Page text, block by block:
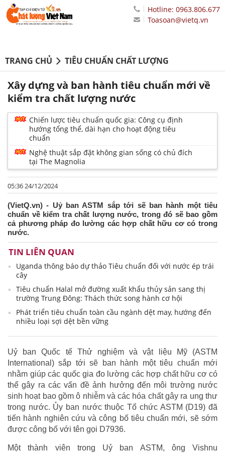
Hotline: 0963.806.677
Toasoan@vietq.vn
TRANG CHỦ TIÊU CHUẨN CHẤT LƯỢNG
Xây dựng và ban hành tiêu chuẩn mới về
kiểm tra chất lượng nước
Chiến lược tiêu chuẩn quốc gia: Công cụ định
hướng tổng thể, dài hạn cho hoạt động tiêu
chuẩn
Nghệ thuật sắp đặt không gian sống có chủ đích
tại The Magnolia
05:36 24/12/2024
(VietQ.vn) - Uỷ ban ASTM sắp tới sẽ ban hành một tiêu
chuẩn về kiểm tra chất lượng nước, trong đó sẽ bao gồm
cả phương pháp đo lường các hợp chất hữu cơ có trong
nước.
TIN LIÊN QUAN
Uganda thông báo dự thảo Tiêu chuẩn đối với nước ép trái
cây
Tiêu chuẩn Halal mở đường xuất khẩu thủy sản sang thị
trường Trung Đông: Thách thức song hành cơ hội
Phát triển tiêu chuẩn toàn cầu ngành dệt may, hướng đến
nhiều loại sợi dệt bền vững
Uỷ ban Quốc tế Thử nghiệm và vật liệu Mỹ (ASTM
International) sắp tới sẽ ban hành một tiêu chuẩn mới
nhằm giúp các quốc gia đo lường các hợp chất hữu cơ có
thể gây ra các vấn đề ảnh hưởng đến môi trường nước
sinh hoạt bao gồm ô nhiễm và các hóa chất gây ra ung thư
trong nước. Ủy ban nước thuộc Tổ chức ASTM (D19) đã
tiến hành nghiên cứu và công bố tiêu chuẩn mới, sẽ sớm
được công bố với tên gọi D7936.
Một thành viên trong Uỷ ban ASTM, ông Vishnu